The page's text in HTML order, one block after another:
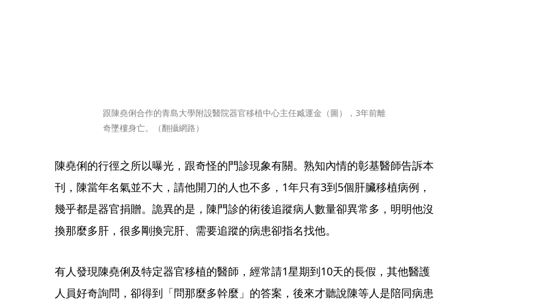
跟陳堯俐合作的青島大學附設醫院器官移植中心主任臧運金（圖），3年前離
奇墜樓身亡。（翻攝網路）
陳堯俐的行徑之所以曝光，跟奇怪的門診現象有關。熟知內情的彰基醫師告訴本
刊，陳當年名氣並不大，請他開刀的人也不多，1年只有3到5個肝臟移植病例，
幾乎都是器官捐贈。詭異的是，陳門診的術後追蹤病人數量卻異常多，明明他沒
換那麼多肝，很多剛換完肝、需要追蹤的病患卻指名找他。
有人發現陳堯俐及特定器官移植的醫師，經常請1星期到10天的長假，其他醫護
人員好奇詢問，卻得到「問那麼多幹麼」的答案，後來才聽說陳等人是陪同病患